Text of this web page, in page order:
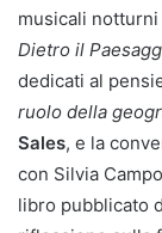
musicali
Dietro il
dedicati al
ruolo della
Sales, e la
con Silvia
libro pubblicato